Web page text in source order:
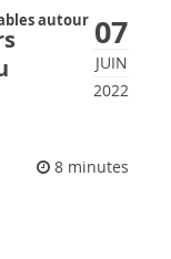
autour 07
JUIN
2022
8 minutes